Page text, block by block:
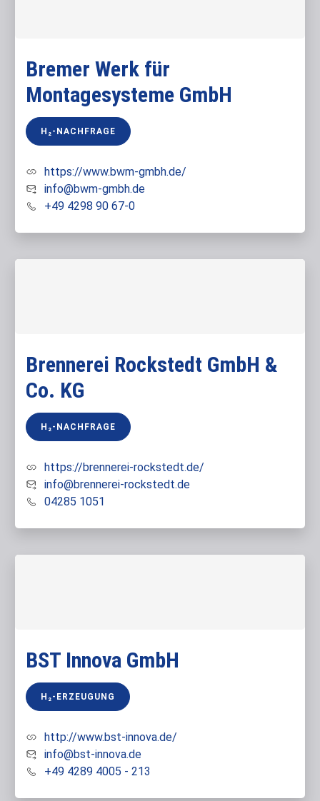
Bremer Werk für
Montagesysteme GmbH
H₂-NACHFRAGE
https://www.bwm-gmbh.de/
info@bwm-gmbh.de
+49 4298 90 67-0
Brennerei Rockstedt GmbH &
Co. KG
H₂-NACHFRAGE
https://brennerei-rockstedt.de/
info@brennerei-rockstedt.de
04285 1051
BST Innova GmbH
H₂-ERZEUGUNG
http://www.bst-innova.de/
info@bst-innova.de
+49 4289 4005 - 213